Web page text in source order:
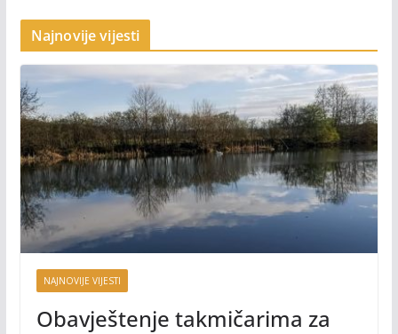
Najnovije vijesti
NAJNOVIJE VIJESTI
Obavještenje takmičarima za